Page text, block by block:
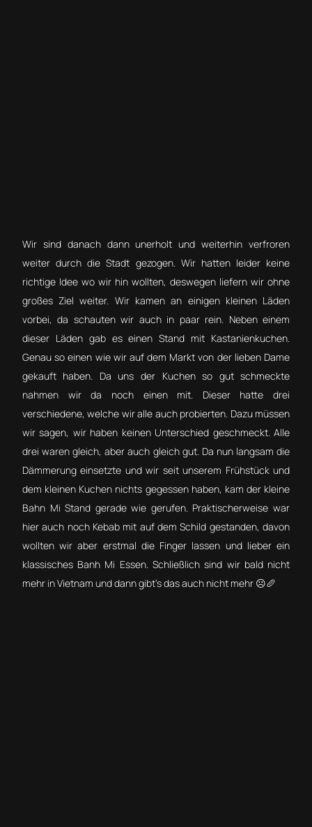
Wir sind danach dann unerholt und weiterhin verfroren
weiter durch die Stadt gezogen. Wir hatten leider keine
richtige Idee wo wir hin wollten, deswegen liefern wir ohne
großes Ziel weiter. Wir kamen an einigen kleinen Läden
vorbei, da schauten wir auch in paar rein. Neben einem
dieser Läden gab es einen Stand mit Kastanienkuchen.
Genau so einen wie wir auf dem Markt von der lieben Dame
gekauft haben. Da uns der Kuchen so gut schmeckte
nahmen wir da noch einen mit. Dieser hatte drei
verschiedene, welche wir alle auch probierten. Dazu müssen
wir sagen, wir haben keinen Unterschied geschmeckt. Alle
drei waren gleich, aber auch gleich gut. Da nun langsam die
Dämmerung einsetzte und wir seit unserem Frühstück und
dem kleinen Kuchen nichts gegessen haben, kam der kleine
Bahn Mi Stand gerade wie gerufen. Praktischerweise war
hier auch noch Kebab mit auf dem Schild gestanden, davon
wollten wir aber erstmal die Finger lassen und lieber ein
klassisches Banh Mi Essen. Schließlich sind wir bald nicht
mehr in Vietnam und dann gibt’s das auch nicht mehr ☹🥖